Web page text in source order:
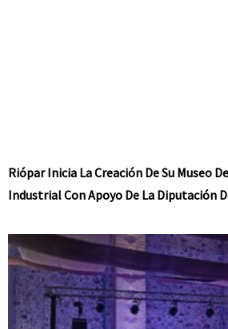
Riópar Inicia La Creación De Su Museo
Industrial Con Apoyo De La Diputación